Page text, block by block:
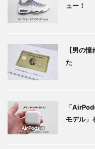
ュー！
【男の
た
「
モデル」